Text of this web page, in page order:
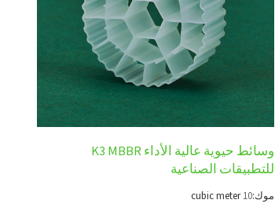
وسائط حيوية عالية الأداء K3 MBBR
للتطبيقات الصناعية
موك:10
cubic meter